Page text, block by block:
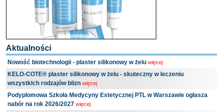
Aktualności
Nowość biotechnologii - plaster silikonowy w żelu więcej
KELO-COTE® plaster silikonowy w żelu - skuteczny w leczeniu
wszystkich rodzajów blizn więcej
Podyplomowa Szkoła Medycyny Estetycznej PTL w Warszawie ogłasza
nabór na rok 2026/2027 więcej